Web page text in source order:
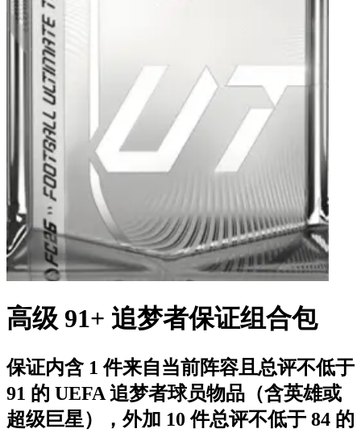
高级 91+ 追梦者保证组合包
保证内含 1 件来自当前阵容且总评不低于
91 的 UEFA 追梦者球员物品（含英雄或
超级巨星），外加 10 件总评不低于 84 的